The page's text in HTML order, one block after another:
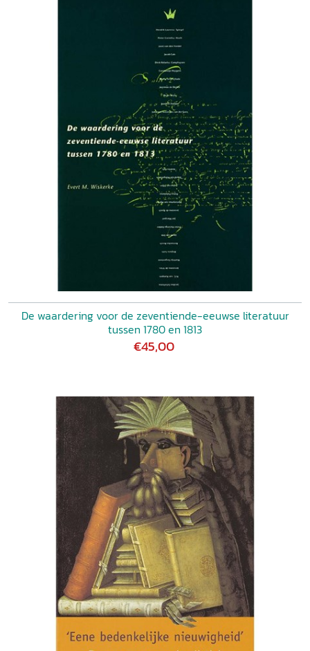
eenheid en zelfstandigheid van het volk te versterken. In
dit kleine boekje wordt de inaugurele rede van Matthijs
Siegenbeek opnieuw uitgegeven. In de inleiding wordt
beknopt ingegaan op de inhoud en de achtergronden van
de instelling van de eerste leerstoel in de Nederduitse
De waardering voor de zeventiende-eeuwse literatuur
tussen 1780 en 1813
€45,00